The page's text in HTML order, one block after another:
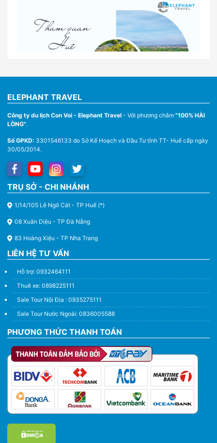
Nhà Xe Con Voi – Dịch Vụ Cho Thuê Xe Từ Huế,
Sân Bay Phú Bài Đi Thánh Địa La Vang
Thuê Xe Du Lịch Tại Huế – Từ 4 Chỗ Đến 45 Chỗ
ELEPHANT TRAVEL
Công ty du lịch Con Voi - Elephant Travel - Với phương châm "100% HÀI
LÒNG".
Số GPKD: 3301546133 do Sở Kế Hoạch và Đầu Tư tỉnh TT- Huế cấp ngày
30/05/2014.
TRỤ SỞ - CHI NHÁNH
1/14/105 Lê Ngô Cát - TP Huế (*)
08 Xuân Diệu - TP Đà Nẵng
83 Hoàng Xiệu - TP Nha Trang
LIÊN HỆ TƯ VẤN
Hỗ trợ: 0932464111
Thuê xe: 0898225111
Sale Tour Nội Địa : 0935275111
Sale Tour Nước Ngoài: 0836005588
PHƯƠNG THỨC THANH TOÁN